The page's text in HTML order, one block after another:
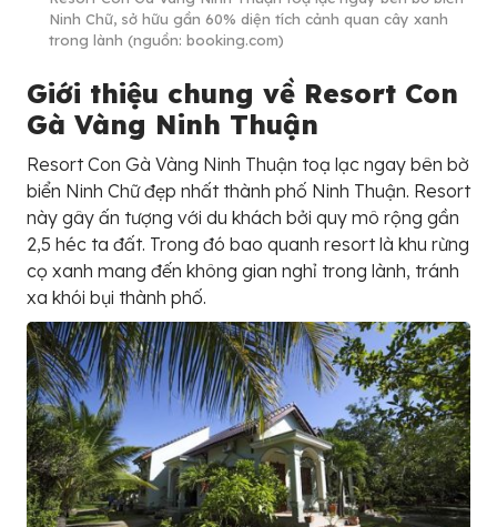
Ninh Chữ, sở hữu gần 60% diện tích cảnh quan cây xanh
trong lành (nguồn: booking.com)
Giới thiệu chung về Resort Con
Gà Vàng Ninh Thuận
Resort Con Gà Vàng Ninh Thuận toạ lạc ngay bên bờ
biển Ninh Chữ đẹp nhất thành phố Ninh Thuận. Resort
này gây ấn tượng với du khách bởi quy mô rộng gần
2,5 héc ta đất. Trong đó bao quanh resort là khu rừng
cọ xanh mang đến không gian nghỉ trong lành, tránh
xa khói bụi thành phố.